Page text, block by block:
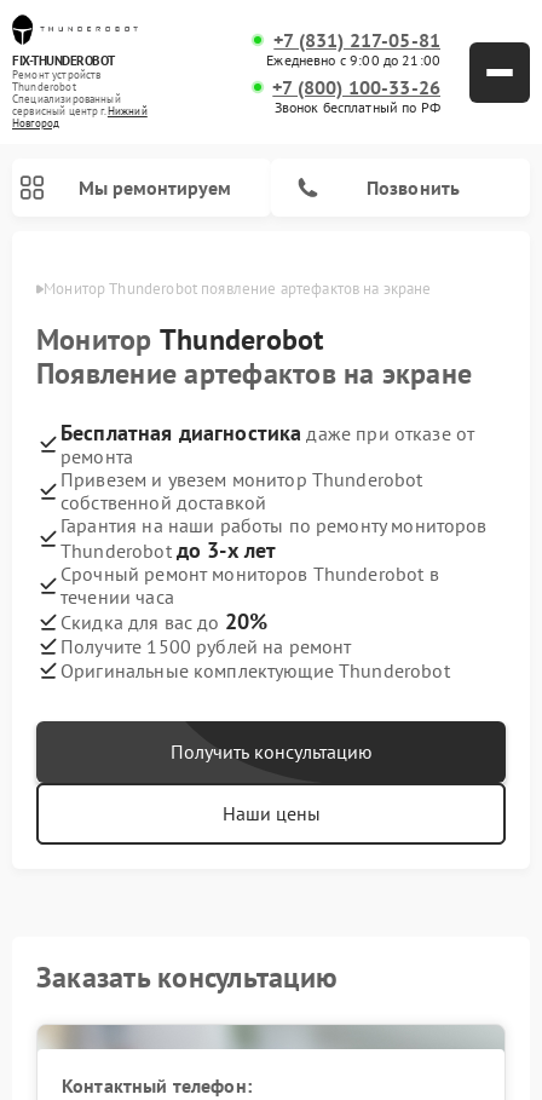
FIX-THUNDEROBOT
Ремонт устройств
Thunderobot
Специализированный
cервисный центр г.Нижний
Новгород
+7 (831) 217-05-81
Ежедневно с 9:00 до 21:00
+7 (800) 100-33-26
Звонок бесплатный по РФ
Мы ремонтируем Позвонить
Монитор Thunderobot появление артефактов на экране
Монитор Thunderobot
Появление артефактов на экране
Бесплатная диагностика даже при отказе от
ремонта
Привезем и увезем монитор Thunderobot
собственной доставкой
Гарантия на наши работы по ремонту мониторов
Thunderobot до 3-х лет
Срочный ремонт мониторов Thunderobot в
течении часа
Скидка для вас до 20%
Получите 1500 рублей на ремонт
Оригинальные комплектующие Thunderobot
Получить консультацию
Наши цены
Заказать консультацию
Контактный телефон: